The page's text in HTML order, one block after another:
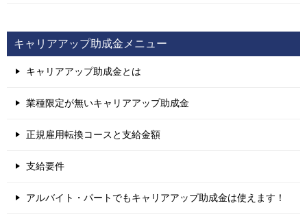
キャリアアップ助成金メニュー
キャリアアップ助成金とは
業種限定が無いキャリアアップ助成金
正規雇用転換コースと支給金額
支給要件
アルバイト・パートでもキャリアアップ助成金は使えます！